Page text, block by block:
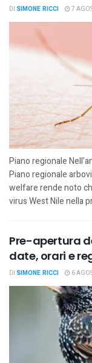
DI SIMONE RICCI 7
Piano regionale
Piano regionale
welfare rende noto
virus West Nile nella
Pre-apertura
date, orari e
DI SIMONE RICCI 6